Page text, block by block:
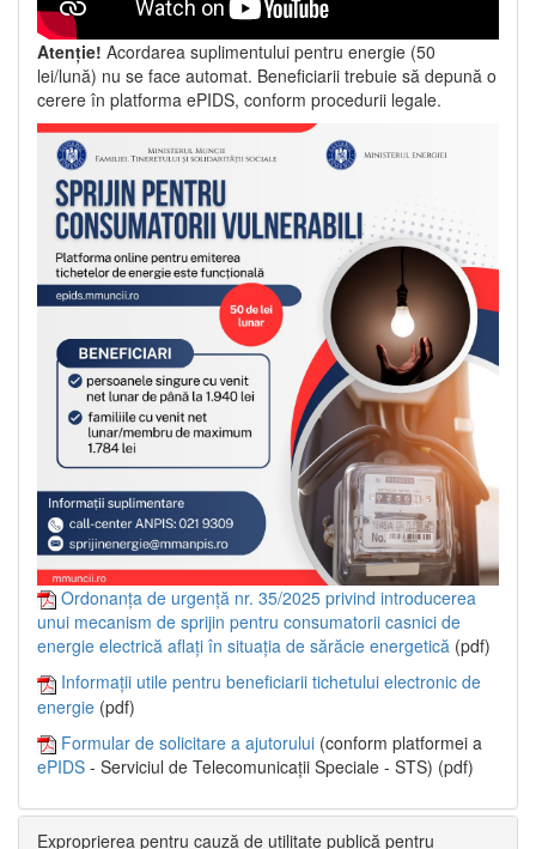
Atenție! Acordarea suplimentului pentru energie (50
lei/lună) nu se face automat. Beneficiarii trebuie să depună o
cerere în platforma ePIDS, conform procedurii legale.
Ordonanța de urgență nr. 35/2025 privind introducerea
unui mecanism de sprijin pentru consumatorii casnici de
energie electrică aflați în situația de sărăcie energetică (pdf)
Informații utile pentru beneficiarii tichetului electronic de
energie (pdf)
Formular de solicitare a ajutorului (conform platformei a
ePIDS - Serviciul de Telecomunicații Speciale - STS) (pdf)
Exproprierea pentru cauză de utilitate publică pentru